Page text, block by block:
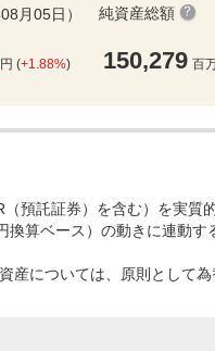
月05日）
円 (+1.88%)
純資産総額
150,279 百
（預託証券）を含む）を実質
換算ベース）の動きに連動す
産については、原則として